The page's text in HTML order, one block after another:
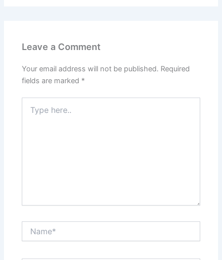
Leave a Comment
Your email address will not be published. Required
fields are marked *
here..